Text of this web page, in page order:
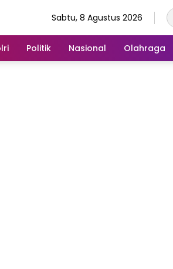
Sabtu, 8 Agustus 2026
Politik Nasional Olahraga